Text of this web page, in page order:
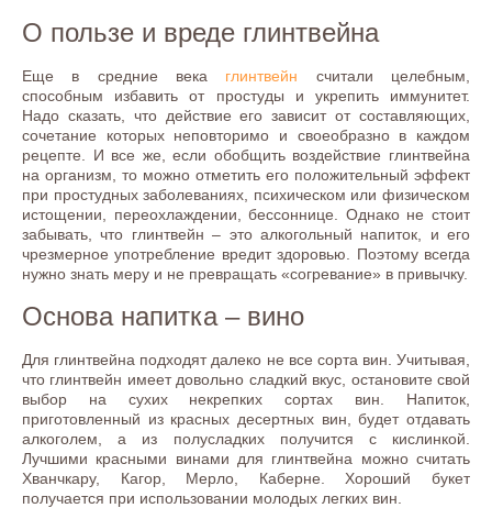
О пользе и вреде глинтвейна
Еще в средние века глинтвейн считали целебным,
способным избавить от простуды и укрепить иммунитет.
Надо сказать, что действие его зависит от составляющих,
сочетание которых неповторимо и своеобразно в каждом
рецепте. И все же, если обобщить воздействие глинтвейна
на организм, то можно отметить его положительный эффект
при простудных заболеваниях, психическом или физическом
истощении, переохлаждении, бессоннице. Однако не стоит
забывать, что глинтвейн – это алкогольный напиток, и его
чрезмерное употребление вредит здоровью. Поэтому всегда
нужно знать меру и не превращать «согревание» в привычку.
Основа напитка – вино
Для глинтвейна подходят далеко не все сорта вин. Учитывая,
что глинтвейн имеет довольно сладкий вкус, остановите свой
выбор на сухих некрепких сортах вин. Напиток,
приготовленный из красных десертных вин, будет отдавать
алкоголем, а из полусладких получится с кислинкой.
Лучшими красными винами для глинтвейна можно считать
Хванчкару, Кагор, Мерло, Каберне. Хороший букет
получается при использовании молодых легких вин.